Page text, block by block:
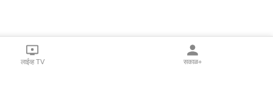
लाईव्ह TV सकाळ+